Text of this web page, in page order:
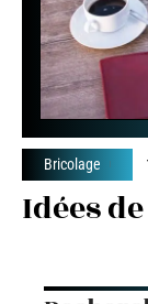
Bricolage
Idées